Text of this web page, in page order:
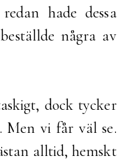
hade dessa
några av
dock tycker
vi får väl se.
alltid, hemskt